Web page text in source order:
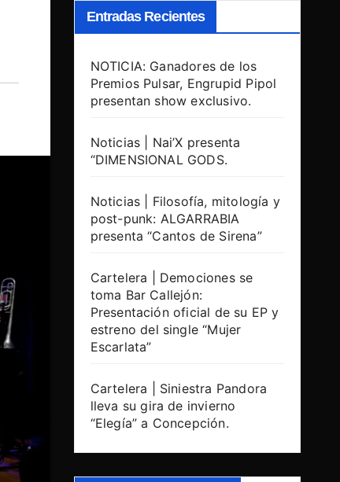
Entradas Recientes
NOTICIA: Ganadores de los
Premios Pulsar, Engrupid Pipol
presentan show exclusivo.
Noticias | Nai’X presenta
“DIMENSIONAL GODS.
Noticias | Filosofía, mitología y
post-punk: ALGARRABIA
presenta “Cantos de Sirena”
Cartelera | Demociones se
toma Bar Callejón:
Presentación oficial de su EP y
estreno del single “Mujer
Escarlata”
Cartelera | Siniestra Pandora
lleva su gira de invierno
“Elegía” a Concepción.